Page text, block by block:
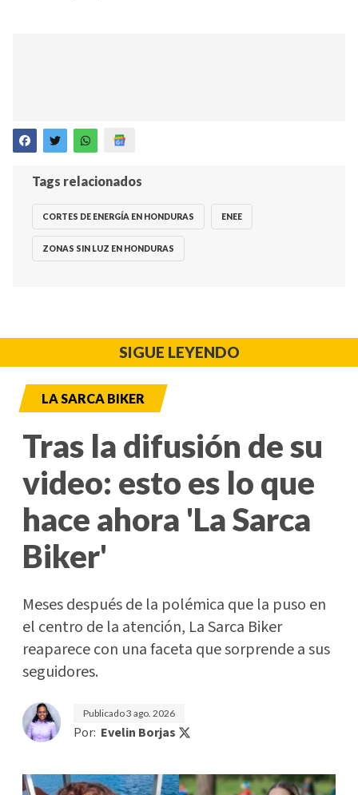
Tags relacionados
CORTES DE ENERGÍA EN HONDURAS ENEE
ZONAS SIN LUZ EN HONDURAS
SIGUE LEYENDO
LA SARCA BIKER
Tras la difusión de su
video: esto es lo que
hace ahora 'La Sarca
Biker'
Meses después de la polémica que la puso en
el centro de la atención, La Sarca Biker
reaparece con una faceta que sorprende a sus
seguidores.
Publicado3 ago. 2026
Por: Evelin Borjas